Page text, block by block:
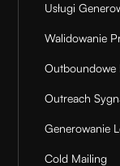
Usługi
Walidowanie
Outboundowe
Outreach
Generowanie
Cold Mailing